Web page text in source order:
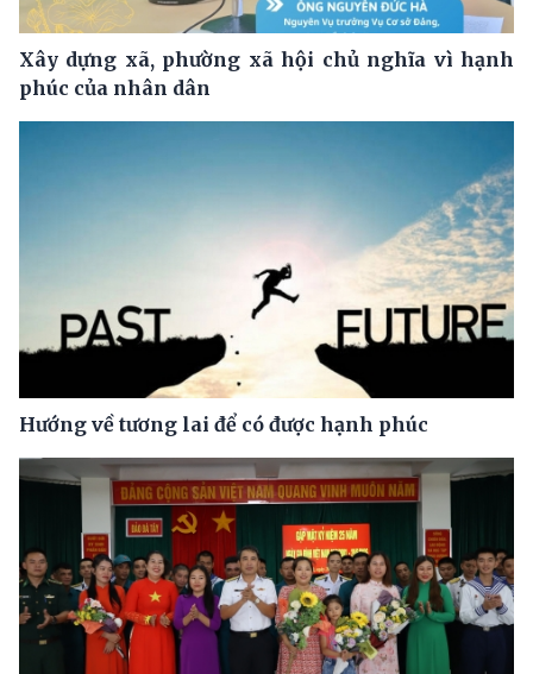
Xây dựng xã, phường xã hội chủ nghĩa vì hạnh
phúc của nhân dân
Hướng về tương lai để có được hạnh phúc